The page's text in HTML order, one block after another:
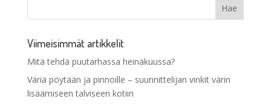
Viimeisimmät artikkelit
Mitä tehdä puutarhassa heinäkuussa?
Väriä pöytään ja pinnoille – suunnittelijan vinkit värin
lisäämiseen talviseen kotiin